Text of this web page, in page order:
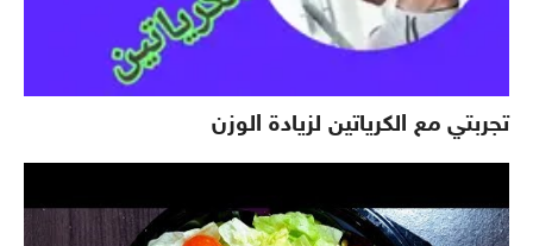
تجربتي مع الكرياتين لزيادة الوزن